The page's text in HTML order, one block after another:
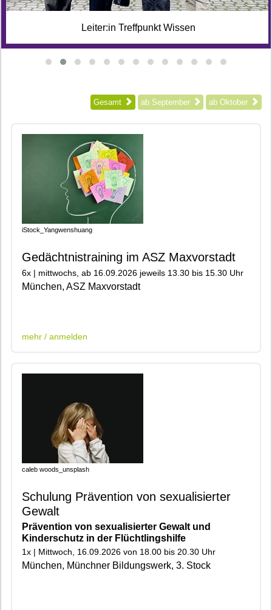
Leiter:in Treffpunkt Wissen
Gesamt ab September ab Oktober
iStock_Yangwenshuang
Gedächtnistraining im ASZ Maxvorstadt
6x | mittwochs, ab 16.09.2026 jeweils 13.30 bis 15.30 Uhr
München, ASZ Maxvorstadt
mehr / anmelden
caleb woods_unsplash
Schulung Prävention von sexualisierter
Gewalt
Prävention von sexualisierter Gewalt und
Kinderschutz in der Flüchtlingshilfe
1x | Mittwoch, 16.09.2026 von 18.00 bis 20.30 Uhr
München, Münchner Bildungswerk, 3. Stock